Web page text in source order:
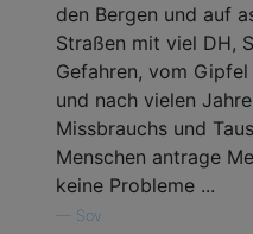
den Bergen und auf
Straßen mit viel DH,
Gefahren, vom
und nach vielen
Missbrauchs und
Menschen antrage
keine Probleme ...
Sov